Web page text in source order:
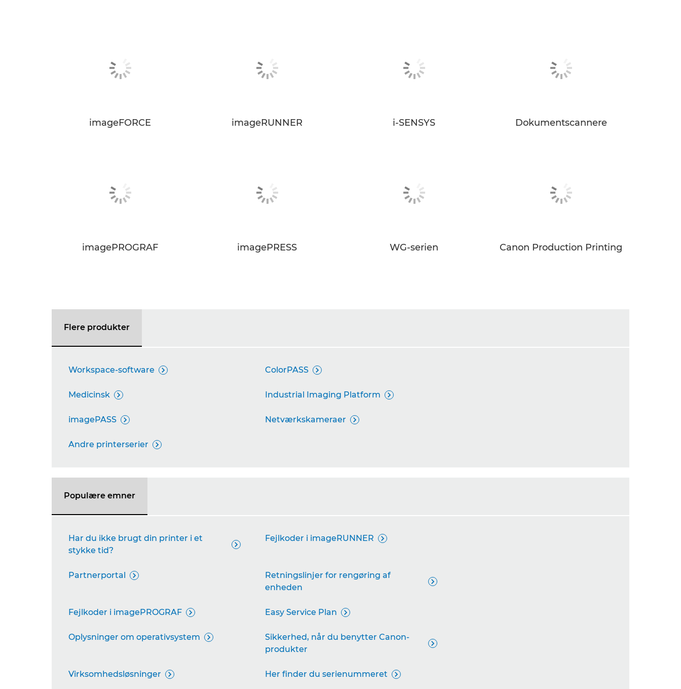
imageFORCE imageRUNNER i-SENSYS Dokumentscannere
imagePROGRAF imagePRESS WG-serien Canon Production Printing
Flere produkter
Workspace-software  ColorPASS 
Medicinsk  Industrial Imaging Platform 
imagePASS  Netværkskameraer 
Andre printerserier 
Populære emner
Har du ikke brugt din printer i et
stykke tid?

Fejlkoder i imageRUNNER 
Partnerportal 
Retningslinjer for rengøring af
enheden

Fejlkoder i imagePROGRAF  Easy Service Plan 
Oplysninger om operativsystem 
Sikkerhed, når du benytter Canon-
produkter

Virksomhedsløsninger  Her finder du serienummeret 